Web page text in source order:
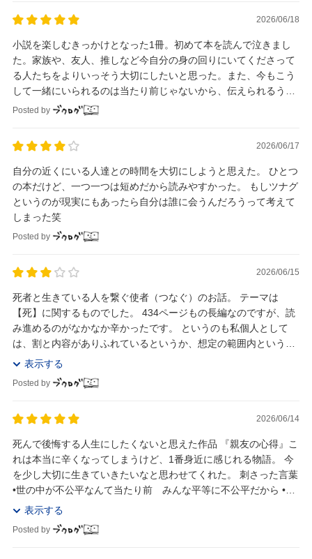
2026/06/18
小説を楽しむきっかけとなった1冊。初めて本を読んで泣きまし
た。家族や、友人、推しなど今自分の身の回りにいてくださって
る人たちをよりいっそう大切にしたいと思った。また、今もこう
して一緒にいられるのは当たり前じゃないから、伝えられるうち
に感謝を伝えておきたいと改めて思えた作品でした。
Posted by
2026/06/17
自分の近くにいる人達との時間を大切にしようと思えた。 ひとつ
の本だけど、一つ一つは短めだから読みやすかった。 もしツナグ
というのが現実にもあったら自分は誰に会うんだろうって考えて
しまった笑
Posted by
2026/06/15
死者と生きている人を繋ぐ使者（つなぐ）のお話。 テーマは
【死】に関するものでした。 434ページもの長編なのですが、読
み進めるのがなかなか辛かったです。 というのも私個人として
は、割と内容がありふれているというか、想定の範囲内という感
じで目新しいものがなかった為です。 心に留め...
表示する
Posted by
2026/06/14
死んで後悔する人生にしたくないと思えた作品 『親友の心得』こ
れは本当に辛くなってしまうけど、1番身近に感じれる物語。 今
を少し大切に生きていきたいなと思わせてくれた。 刺さった言葉
•世の中が不公平なんて当たり前 みんな平等に不公平だから •自
分が見たいようにしか周りを見...
表示する
Posted by